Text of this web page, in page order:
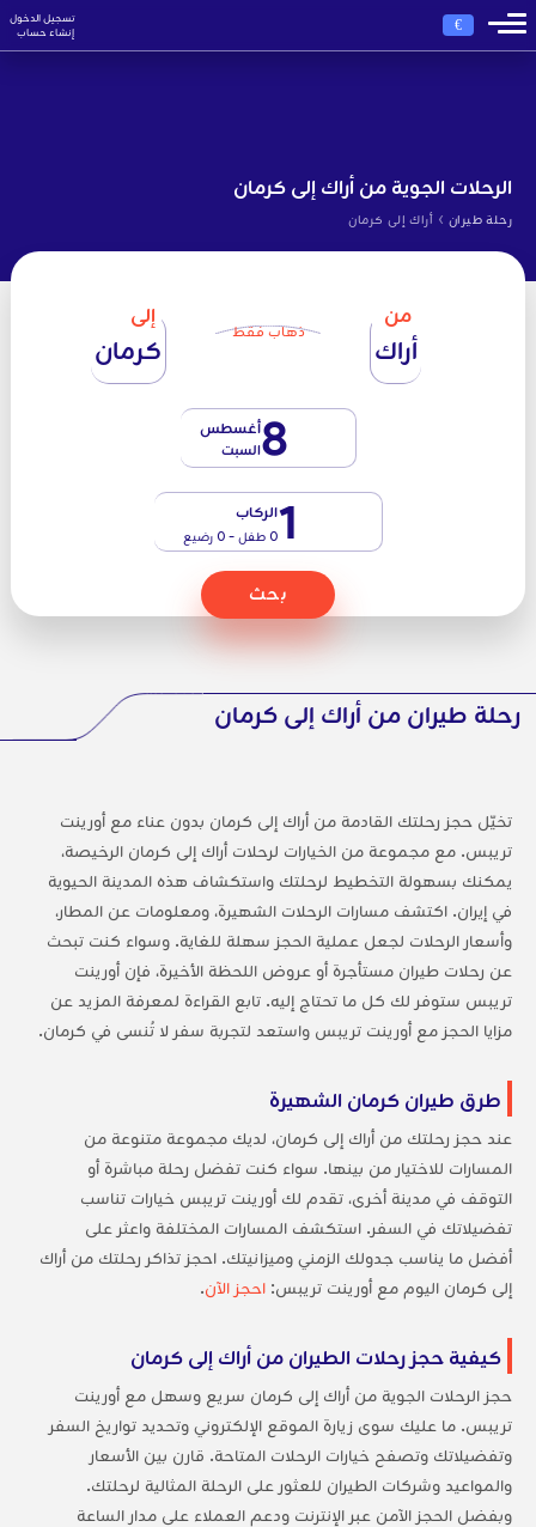
€
تسجيل الدخول
إنشاء حساب
الرحلات الجوية من أراك إلى كرمان
رحلة طيران › أراك إلى كرمان
من
أراك ذهاب فقط
إلى
كرمان
8أغسطس
السبت
1الركاب
0 طفل - 0 رضيع
بحث
رحلة طيران من أراك إلى كرمان
تخيّل حجز رحلتك القادمة من أراك إلى كرمان بدون عناء مع أورينت
تريبس. مع مجموعة من الخيارات لرحلات أراك إلى كرمان الرخيصة،
يمكنك بسهولة التخطيط لرحلتك واستكشاف هذه المدينة الحيوية
في إيران. اكتشف مسارات الرحلات الشهيرة، ومعلومات عن المطار،
وأسعار الرحلات لجعل عملية الحجز سهلة للغاية. وسواء كنت تبحث
عن رحلات طيران مستأجرة أو عروض اللحظة الأخيرة، فإن أورينت
تريبس ستوفر لك كل ما تحتاج إليه. تابع القراءة لمعرفة المزيد عن
مزايا الحجز مع أورينت تريبس واستعد لتجربة سفر لا تُنسى في كرمان.
طرق طيران كرمان الشهيرة
عند حجز رحلتك من أراك إلى كرمان، لديك مجموعة متنوعة من
المسارات للاختيار من بينها. سواء كنت تفضل رحلة مباشرة أو
التوقف في مدينة أخرى، تقدم لك أورينت تريبس خيارات تناسب
تفضيلاتك في السفر. استكشف المسارات المختلفة واعثر على
أفضل ما يناسب جدولك الزمني وميزانيتك. احجز تذاكر رحلتك من أراك
إلى كرمان اليوم مع أورينت تريبس: احجز الآن.
كيفية حجز رحلات الطيران من أراك إلى كرمان
حجز الرحلات الجوية من أراك إلى كرمان سريع وسهل مع أورينت
تريبس. ما عليك سوى زيارة الموقع الإلكتروني وتحديد تواريخ السفر
وتفضيلاتك وتصفح خيارات الرحلات المتاحة. قارن بين الأسعار
والمواعيد وشركات الطيران للعثور على الرحلة المثالية لرحلتك.
وبفضل الحجز الآمن عبر الإنترنت ودعم العملاء على مدار الساعة